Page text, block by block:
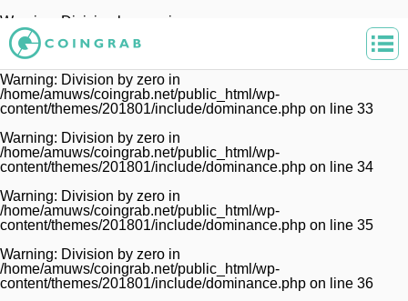
Warning
: Division by zero in
/home/amuws/coingrab.net/public_html/wp-
content/themes/201801/include/dominance.php
32
Warning: Division by zero in
/home/amuws/coingrab.net/public_html/wp-
content/themes/201801/include/dominance.php on line 33
Warning: Division by zero in
/home/amuws/coingrab.net/public_html/wp-
content/themes/201801/include/dominance.php on line 34
Warning: Division by zero in
/home/amuws/coingrab.net/public_html/wp-
content/themes/201801/include/dominance.php on line 35
Warning: Division by zero in
/home/amuws/coingrab.net/public_html/wp-
content/themes/201801/include/dominance.php on line 36